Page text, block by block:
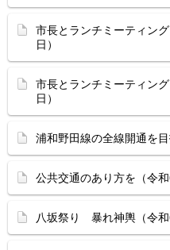
市長とランチミーティン
日）
市長とランチミーティン
日）
浦和野田線の全線開通を
公共交通のあり方を（令和
八坂祭り 暴れ神輿（令和